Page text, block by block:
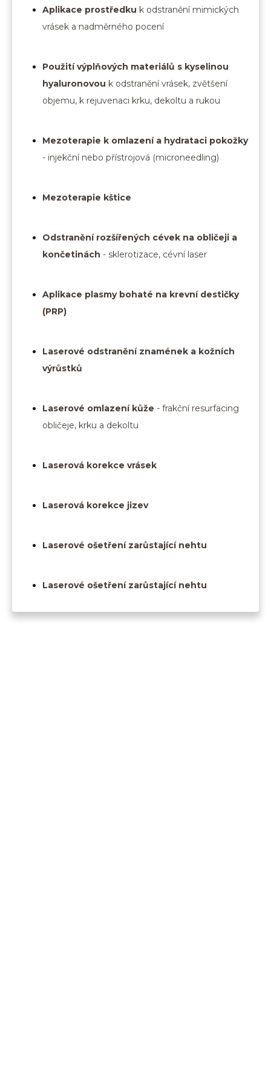
Aplikace prostředku k odstranění mimických
vrásek a nadměrného pocení
Použití výplňových materiálů s kyselinou
hyaluronovou k odstranění vrásek, zvětšení
objemu, k rejuvenaci krku, dekoltu a rukou
Mezoterapie k omlazení a hydrataci pokožky
- injekční nebo přístrojová (microneedling)
Mezoterapie kštice
Odstranění rozšířených cévek na obličeji a
končetinách - sklerotizace, cévní laser
Aplikace plasmy bohaté na krevní destičky
(PRP)
Laserové odstranění znamének a kožních
výrůstků
Laserové omlazení kůže - frakční resurfacing
obličeje, krku a dekoltu
Laserová korekce vrásek
Laserová korekce jizev
Laserové ošetření zarůstající nehtu
Laserové ošetření zarůstající nehtu